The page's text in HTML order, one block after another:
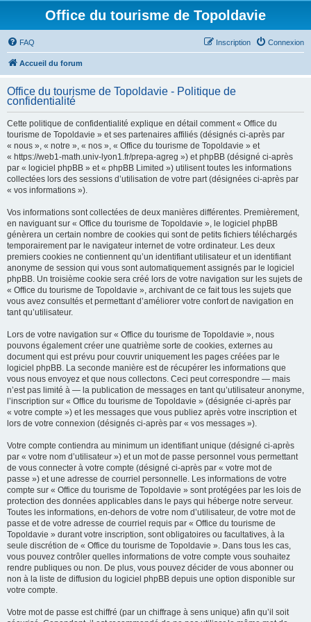
Office du tourisme de Topoldavie
FAQ Connexion
Inscription
Accueil du forum
Office du tourisme de Topoldavie - Politique de
confidentialité
Cette politique de confidentialité explique en détail comment « Office du
tourisme de Topoldavie » et ses partenaires affiliés (désignés ci-après par
« nous », « notre », « nos », « Office du tourisme de Topoldavie » et
« https://web1-math.univ-lyon1.fr/prepa-agreg ») et phpBB (désigné ci-après
par « logiciel phpBB » et « phpBB Limited ») utilisent toutes les informations
collectées lors des sessions d’utilisation de votre part (désignées ci-après par
« vos informations »).
Vos informations sont collectées de deux manières différentes. Premièrement,
en naviguant sur « Office du tourisme de Topoldavie », le logiciel phpBB
génèrera un certain nombre de cookies qui sont de petits fichiers téléchargés
temporairement par le navigateur internet de votre ordinateur. Les deux
premiers cookies ne contiennent qu’un identifiant utilisateur et un identifiant
anonyme de session qui vous sont automatiquement assignés par le logiciel
phpBB. Un troisième cookie sera créé lors de votre navigation sur les sujets de
« Office du tourisme de Topoldavie », archivant de ce fait tous les sujets que
vous avez consultés et permettant d’améliorer votre confort de navigation en
tant qu’utilisateur.
Lors de votre navigation sur « Office du tourisme de Topoldavie », nous
pouvons également créer une quatrième sorte de cookies, externes au
document qui est prévu pour couvrir uniquement les pages créées par le
logiciel phpBB. La seconde manière est de récupérer les informations que
vous nous envoyez et que nous collectons. Ceci peut correspondre — mais
n’est pas limité à — la publication de messages en tant qu’utilisateur anonyme,
l’inscription sur « Office du tourisme de Topoldavie » (désignée ci-après par
« votre compte ») et les messages que vous publiez après votre inscription et
lors de votre connexion (désignés ci-après par « vos messages »).
Votre compte contiendra au minimum un identifiant unique (désigné ci-après
par « votre nom d’utilisateur ») et un mot de passe personnel vous permettant
de vous connecter à votre compte (désigné ci-après par « votre mot de
passe ») et une adresse de courriel personnelle. Les informations de votre
compte sur « Office du tourisme de Topoldavie » sont protégées par les lois de
protection des données applicables dans le pays qui héberge notre serveur.
Toutes les informations, en-dehors de votre nom d’utilisateur, de votre mot de
passe et de votre adresse de courriel requis par « Office du tourisme de
Topoldavie » durant votre inscription, sont obligatoires ou facultatives, à la
seule discrétion de « Office du tourisme de Topoldavie ». Dans tous les cas,
vous pouvez contrôler quelles informations de votre compte vous souhaitez
rendre publiques ou non. De plus, vous pouvez décider de vous abonner ou
non à la liste de diffusion du logiciel phpBB depuis une option disponible sur
votre compte.
Votre mot de passe est chiffré (par un chiffrage à sens unique) afin qu’il soit